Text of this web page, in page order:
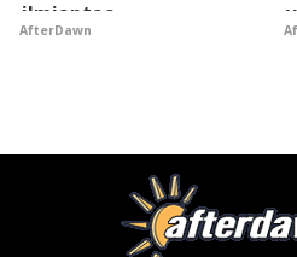
ilmiantaa
tekoälytauhkan
AfterDawn